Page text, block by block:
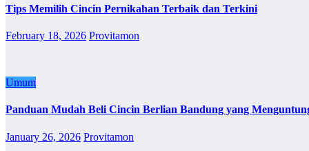
Tips Memilih Cincin Pernikahan Terbaik dan Terkini
February 18, 2026 Provitamon
Umum
Panduan Mudah Beli Cincin Berlian Bandung yang
January 26, 2026 Provitamon